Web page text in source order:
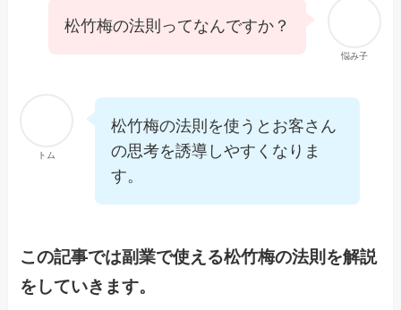
悩み子
松竹梅の法則ってなんですか？
トム
松竹梅の法則を使うとお客さん
の思考を誘導しやすくなりま
す。
この記事では副業で使える松竹梅の法則を解説
をしていきます。